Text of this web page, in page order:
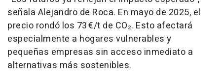
señala Alejandro de Roca. En mayo de 2025, el
precio rondó los 73 €/t de CO₂. Esto afectará
especialmente a hogares vulnerables y
pequeñas empresas sin acceso inmediato a
alternativas más sostenibles.